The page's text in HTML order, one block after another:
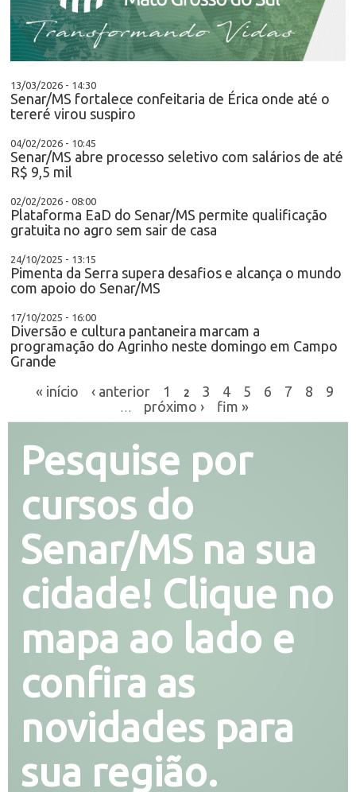
13/03/2026 - 14:30
Senar/MS fortalece confeitaria de Érica onde até o
tereré virou suspiro
04/02/2026 - 10:45
Senar/MS abre processo seletivo com salários de até
R$ 9,5 mil
02/02/2026 - 08:00
Plataforma EaD do Senar/MS permite qualificação
gratuita no agro sem sair de casa
24/10/2025 - 13:15
Pimenta da Serra supera desafios e alcança o mundo
com apoio do Senar/MS
17/10/2025 - 16:00
Diversão e cultura pantaneira marcam a
programação do Agrinho neste domingo em Campo
Grande
« início
‹ anterior 1 2 3 4 5 6 7 8 9
próximo › fim »
Pesquise por
cursos do
Senar/MS na sua
cidade! Clique no
mapa ao lado e
confira as
novidades para
sua região.